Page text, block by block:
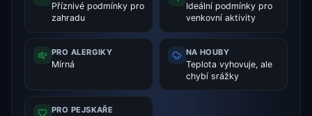
Příznivé podmínky pro
zahradu
Ideální podmínky pro
venkovní aktivity
PRO ALERGIKY
Mírná
NA HOUBY
Teplota vyhovuje, ale
chybí srážky
PRO PEJSKAŘE